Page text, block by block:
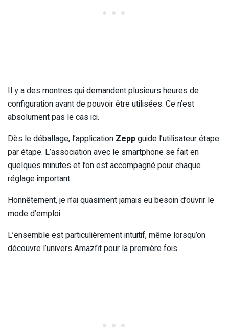
Il y a des montres qui demandent plusieurs heures de
configuration avant de pouvoir être utilisées. Ce n’est
absolument pas le cas ici.
Dès le déballage, l’application Zeppguide l’utilisateur étape
par étape. L’association avec le smartphone se fait en
quelques minutes et l’on est accompagné pour chaque
réglage important.
Honnêtement, je n’ai quasiment jamais eu besoin d’ouvrir le
mode d’emploi.
L’ensemble est particulièrement intuitif, même lorsqu’on
découvre l’univers Amazfit pour la première fois.